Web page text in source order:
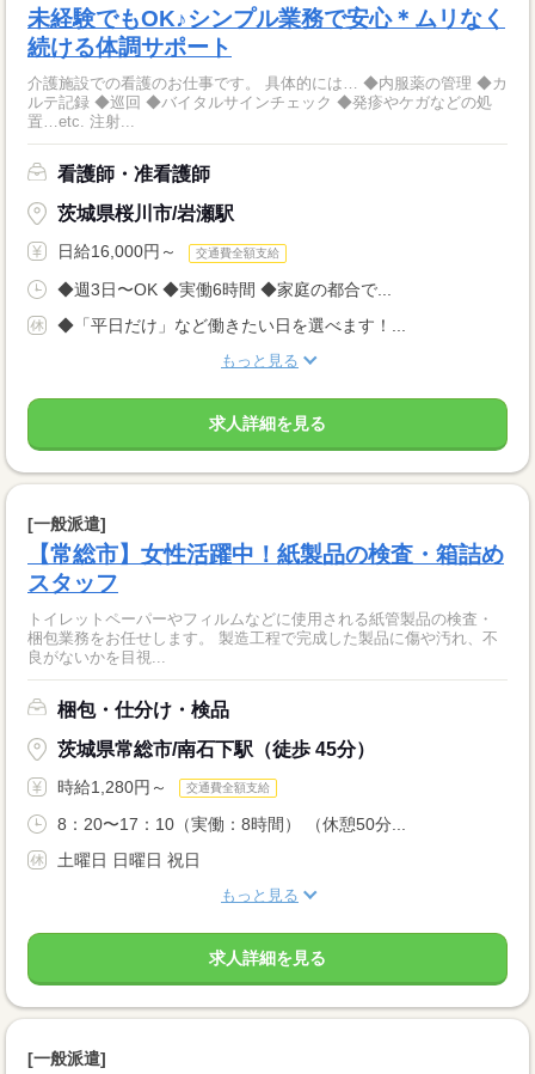
未経験でもOK♪シンプル業務で安心＊ムリなく
続ける体調サポート
介護施設での看護のお仕事です。 具体的には… ◆内服薬の管理 ◆カ
ルテ記録 ◆巡回 ◆バイタルサインチェック ◆発疹やケガなどの処
置…etc. 注射...
看護師・准看護師
茨城県桜川市/岩瀬駅
日給16,000円～ 交通費全額支給
◆週3日〜OK ◆実働6時間 ◆家庭の都合で...
◆「平日だけ」など働きたい日を選べます！...
もっと見る
求人詳細を見る
[一般派遣]
【常総市】女性活躍中！紙製品の検査・箱詰め
スタッフ
トイレットペーパーやフィルムなどに使用される紙管製品の検査・
梱包業務をお任せします。 製造工程で完成した製品に傷や汚れ、不
良がないかを目視...
梱包・仕分け・検品
茨城県常総市/南石下駅（徒歩 45分）
時給1,280円～ 交通費全額支給
8：20〜17：10（実働：8時間） （休憩50分...
土曜日 日曜日 祝日
もっと見る
求人詳細を見る
[一般派遣]